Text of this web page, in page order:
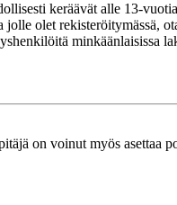
keräävät alle 13-
olet rekisteröitymässä,
minkäänlaisissa
on voinut myös asettaa